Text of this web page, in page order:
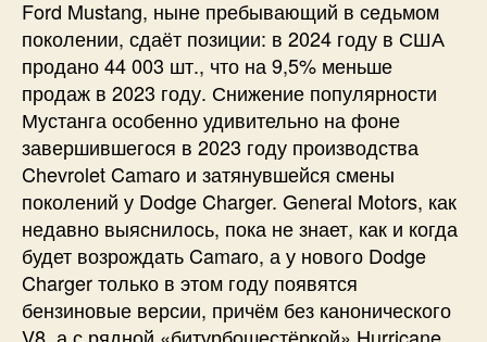
Ford Mustang, ныне пребывающий в седьмом
поколении, сдаёт позиции: в 2024 году в США
продано 44 003 шт., что на 9,5% меньше
продаж в 2023 году. Снижение популярности
Мустанга особенно удивительно на фоне
завершившегося в 2023 году производства
Chevrolet Camaro и затянувшейся смены
поколений у Dodge Charger. General Motors, как
недавно выяснилось, пока не знает, как и когда
будет возрождать Camaro, а у нового Dodge
Charger только в этом году появятся
бензиновые версии, причём без канонического